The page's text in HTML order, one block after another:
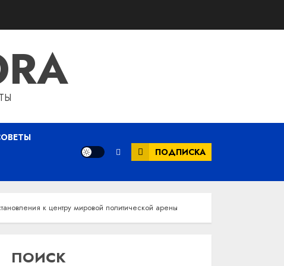
ПОДПИСКА
к центру мировой политической арены
ПОИСК